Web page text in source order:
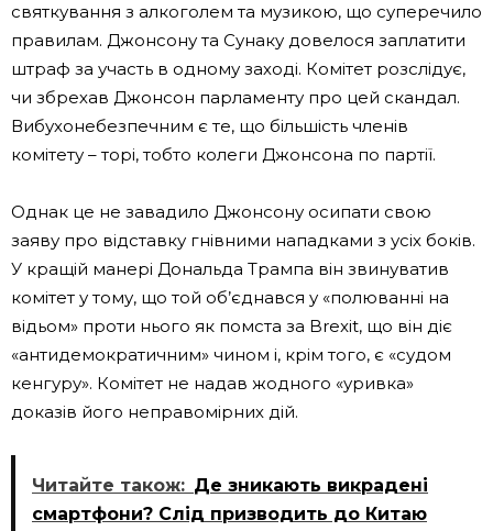
святкування з алкоголем та музикою, що суперечило
правилам. Джонсону та Сунаку довелося заплатити
штраф за участь в одному заході. Комітет розслідує,
чи збрехав Джонсон парламенту про цей скандал.
Вибухонебезпечним є те, що більшість членів
комітету – торі, тобто колеги Джонсона по партії.
Однак це не завадило Джонсону осипати свою
заяву про відставку гнівними нападками з усіх боків.
У кращій манері Дональда Трампа він звинуватив
комітет у тому, що той об’єднався у «полюванні на
відьом» проти нього як помста за Brexit, що він діє
«антидемократичним» чином і, крім того, є «судом
кенгуру». Комітет не надав жодного «уривка»
доказів його неправомірних дій.
Читайте також: Де зникають викрадені
смартфони? Слід призводить до Китаю